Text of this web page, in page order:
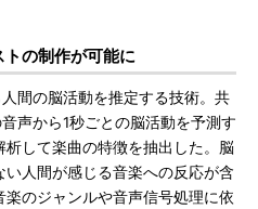
の制作が可能に
間の脳活動を推定する技術。共
声から1秒ごとの脳活動を予測す
して楽曲の特徴を抽出した。脳
人間が感じる音楽への反応が含
楽のジャンルや音声信号処理に依